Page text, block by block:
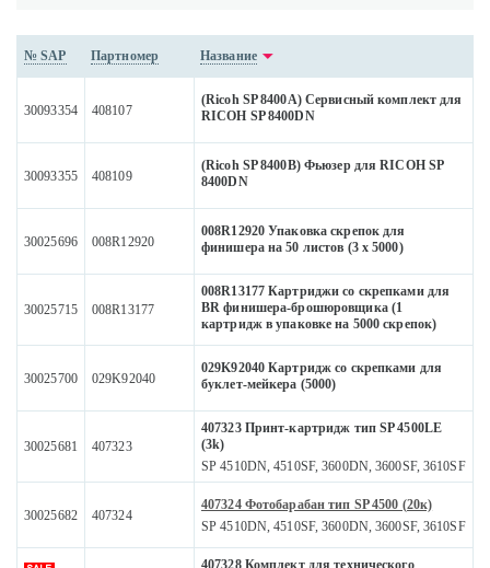
№ SAP Партномер Название
30093354 408107
(Ricoh SP 8400A) Сервисный комплект для
RICOH SP 8400DN
30093355 408109
(Ricoh SP 8400B) Фьюзер для RICOH SP
8400DN
30025696 008R12920
008R12920 Упаковка скрепок для
финишера на 50 листов (3 х 5000)
30025715 008R13177
008R13177 Картриджи со скрепками для
BR финишера-брошюровщика (1
картридж в упаковке на 5000 скрепок)
30025700 029K92040
029K92040 Картридж со скрепками для
буклет-мейкера (5000)
30025681 407323
407323 Принт-картридж тип SP 4500LE
(3k)
SP 4510DN, 4510SF, 3600DN, 3600SF, 3610SF
30025682 407324
407324 Фотобарабан тип SP 4500 (20к)
SP 4510DN, 4510SF, 3600DN, 3600SF, 3610SF